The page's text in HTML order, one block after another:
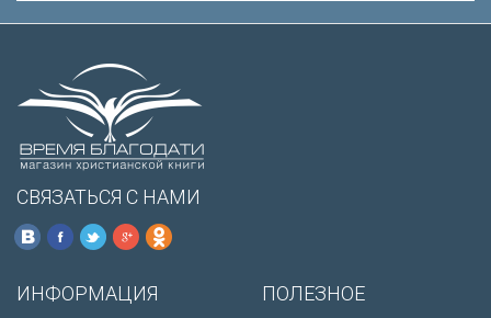
СВЯЗАТЬСЯ С НАМИ
ИНФОРМАЦИЯ ПОЛЕЗНОЕ